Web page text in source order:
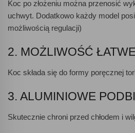
Koc po złożeniu można przenosić
uchwyt. Dodatkowo każdy model
możliwością regulacji)
2. MOŻLIWOŚĆ
Koc składa się do formy poręcznej
3. ALUMINIOWE
Skutecznie chroni przed chłodem i